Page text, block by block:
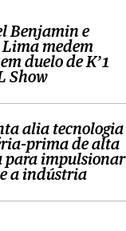
Benjamin e
Lima medem
duelo de K’1
Show
alia tecnologia
prima de alta
para impulsionar
a indústria